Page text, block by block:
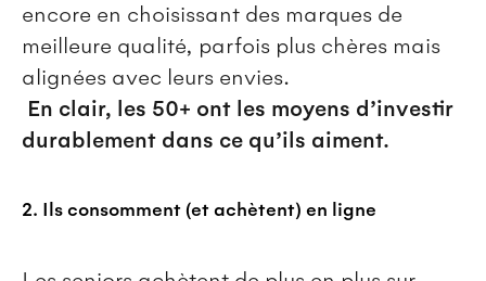
encore en choisissant des marques de
meilleure qualité, parfois plus chères mais
alignées avec leurs envies.
En clair, les 50+ ont les moyens d’investir
durablement dans ce qu’ils aiment.
2. Ils consomment (et achètent) en ligne